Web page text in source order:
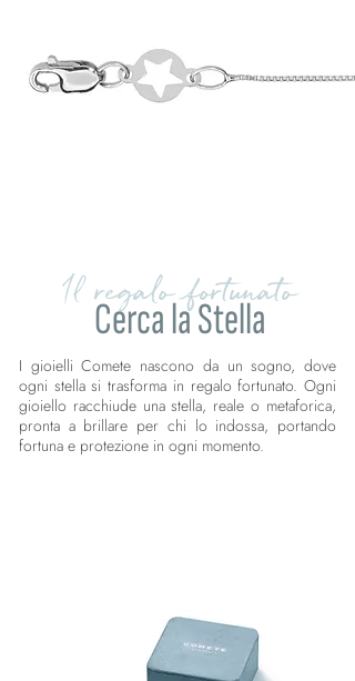
Il regalo fortunato
Cerca la Stella
I gioielli Comete nascono da un sogno, dove
ogni stella si trasforma in regalo fortunato. Ogni
gioiello racchiude una stella, reale o metaforica,
pronta a brillare per chi lo indossa, portando
fortuna e protezione in ogni momento.